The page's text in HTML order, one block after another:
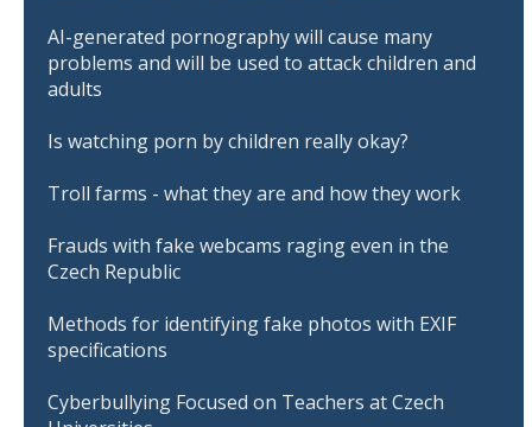
AI-generated pornography will cause many
problems and will be used to attack children and
adults
Is watching porn by children really okay?
Troll farms - what they are and how they work
Frauds with fake webcams raging even in the
Czech Republic
Methods for identifying fake photos with EXIF
specifications
Cyberbullying Focused on Teachers at Czech